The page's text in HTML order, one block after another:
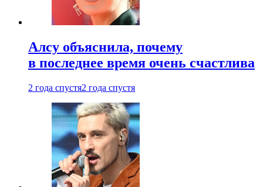
Алсу объяснила, почему
в последнее время очень счастлива
2 года спустя2 года спустя